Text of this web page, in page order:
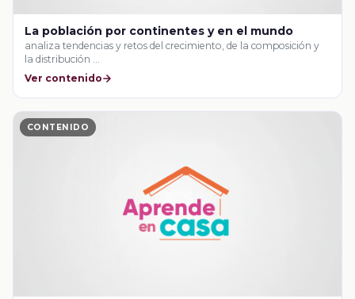
La población por continentes y en el mundo
analiza tendencias y retos del crecimiento, de la composición y
la distribución …
Ver contenido
CONTENIDO